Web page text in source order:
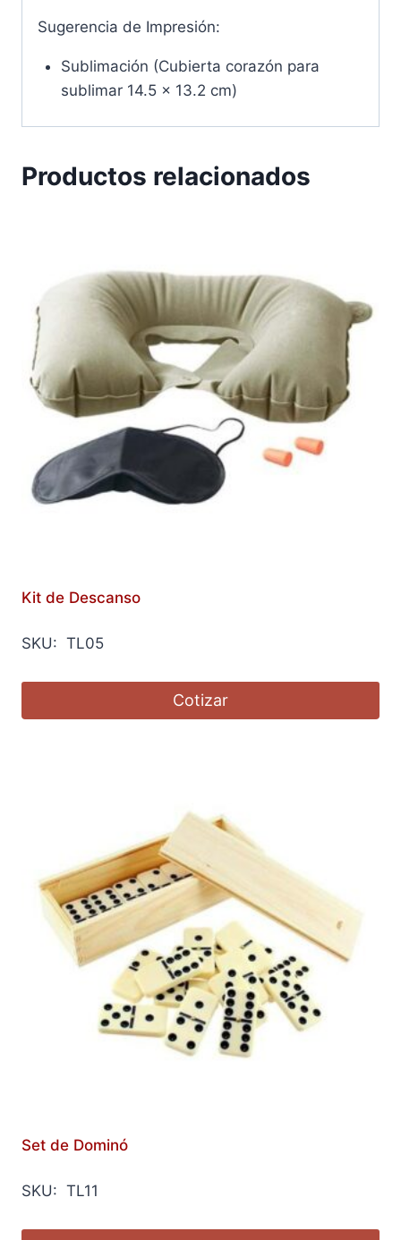
Sugerencia de Impresión:
Sublimación (Cubierta corazón para
sublimar 14.5 x 13.2 cm)
Productos relacionados
Kit de Descanso
SKU: TL05
Cotizar
Set de Dominó
SKU: TL11